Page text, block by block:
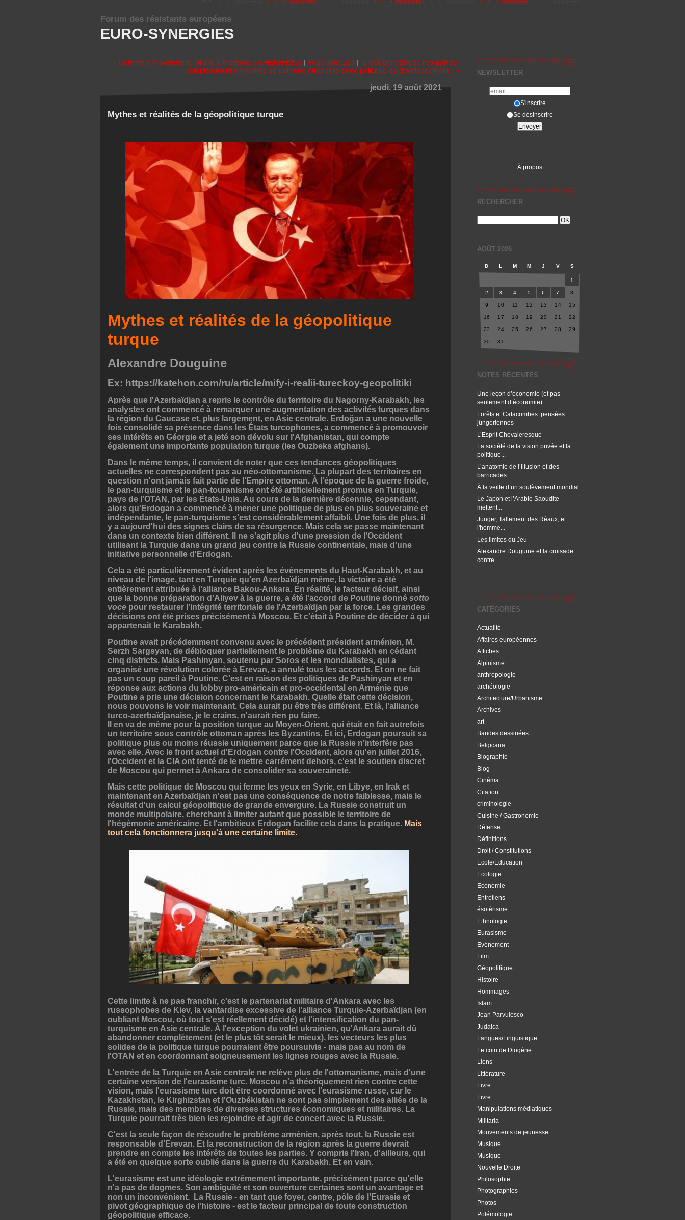
EURO-SYNERGIES
Forum des résistants européens
NEWSLETTER
S'inscrire
Se désinscrire
À propos
RECHERCHER
AOÛT 2026
D L M M J V S
1
2 3 4 5 6 7 8
9 10 11 12 13 14 15
16 17 18 19 20 21 22
23 24 25 26 27 28 29
30 31
NOTES RÉCENTES
Une leçon d’économie (et pas
seulement d’économie)
Forêts et Catacombes: pensées
jüngeriennes
L’Esprit Chevaleresque
La société de la vision privée et la
politique...
L’anatomie de l’illusion et des
barricades...
À la veille d’un soulèvement mondial
Le Japon et l’Arabie Saoudite
mettent...
Jünger, Tallement des Réaux, et
l'homme...
Les limites du Jeu
Alexandre Douguine et la croisade
contre...
CATÉGORIES
Actualité
Affaires européennes
Affiches
Alpinisme
anthropologie
archéologie
Architecture/Urbanisme
Archives
art
Bandes dessinées
Belgicana
Biographie
Blog
Cinéma
Citation
criminologie
Cuisine / Gastronomie
Défense
Définitions
Droit / Constitutions
Ecole/Education
Ecologie
Economie
Entretiens
ésotérisme
Ethnologie
Eurasisme
Evénement
Film
Géopolitique
Histoire
Hommages
Islam
Jean Parvulesco
Judaica
Langues/Linguistique
Le coin de Diogène
Liens
Littérature
Livre
Livre
Manipulations médiatiques
Militaria
Mouvements de jeunesse
Musique
Musique
Nouvelle Droite
Philosophie
Photographies
Photos
Polémologie
« Comment Alexandre le Grand a triomphé en Afghanistan | Page d'accueil | "L'Occident doit se réorganiser
complètement en termes de politique étrangère et de politique de développement". »
jeudi, 19 août 2021
Mythes et réalités de la géopolitique turque
Mythes et réalités de la géopolitique
turque
Alexandre Douguine
Ex: https://katehon.com/ru/article/mify-i-realii-tureckoy-geopolitiki
Après que l'Azerbaïdjan a repris le contrôle du territoire du Nagorny-Karabakh, les
analystes ont commencé à remarquer une augmentation des activités turques dans
la région du Caucase et, plus largement, en Asie centrale. Erdoğan a une nouvelle
fois consolidé sa présence dans les États turcophones, a commencé à promouvoir
ses intérêts en Géorgie et a jeté son dévolu sur l'Afghanistan, qui compte
également une importante population turque (les Ouzbeks afghans).
Dans le même temps, il convient de noter que ces tendances géopolitiques
actuelles ne correspondent pas au néo-ottomanisme. La plupart des territoires en
question n'ont jamais fait partie de l'Empire ottoman. À l'époque de la guerre froide,
le pan-turquisme et le pan-touranisme ont été artificiellement promus en Turquie,
pays de l'OTAN, par les États-Unis. Au cours de la dernière décennie, cependant,
alors qu'Erdogan a commencé à mener une politique de plus en plus souveraine et
indépendante, le pan-turquisme s'est considérablement affaibli. Une fois de plus, il
y a aujourd'hui des signes clairs de sa résurgence. Mais cela se passe maintenant
dans un contexte bien différent. Il ne s'agit plus d'une pression de l'Occident
utilisant la Turquie dans un grand jeu contre la Russie continentale, mais d'une
initiative personnelle d'Erdogan.
Cela a été particulièrement évident après les événements du Haut-Karabakh, et au
niveau de l'image, tant en Turquie qu'en Azerbaïdjan même, la victoire a été
entièrement attribuée à l'alliance Bakou-Ankara. En réalité, le facteur décisif, ainsi
que la bonne préparation d'Aliyev à la guerre, a été l'accord de Poutine donné sotto
voce pour restaurer l'intégrité territoriale de l'Azerbaïdjan par la force. Les grandes
décisions ont été prises précisément à Moscou. Et c'était à Poutine de décider à qui
appartenait le Karabakh.
Poutine avait précédemment convenu avec le précédent président arménien, M.
Serzh Sargsyan, de débloquer partiellement le problème du Karabakh en cédant
cinq districts. Mais Pashinyan, soutenu par Soros et les mondialistes, qui a
organisé une révolution colorée à Erevan, a annulé tous les accords. Et on ne fait
pas un coup pareil à Poutine. C'est en raison des politiques de Pashinyan et en
réponse aux actions du lobby pro-américain et pro-occidental en Arménie que
Poutine a pris une décision concernant le Karabakh. Quelle était cette décision,
nous pouvons le voir maintenant. Cela aurait pu être très différent. Et là, l'alliance
turco-azerbaïdjanaise, je le crains, n'aurait rien pu faire.
Il en va de même pour la position turque au Moyen-Orient, qui était en fait autrefois
un territoire sous contrôle ottoman après les Byzantins. Et ici, Erdogan poursuit sa
politique plus ou moins réussie uniquement parce que la Russie n'interfère pas
avec elle. Avec le front actuel d'Erdogan contre l'Occident, alors qu'en juillet 2016,
l'Occident et la CIA ont tenté de le mettre carrément dehors, c'est le soutien discret
de Moscou qui permet à Ankara de consolider sa souveraineté.
Mais cette politique de Moscou qui ferme les yeux en Syrie, en Libye, en Irak et
maintenant en Azerbaïdjan n'est pas une conséquence de notre faiblesse, mais le
résultat d'un calcul géopolitique de grande envergure. La Russie construit un
monde multipolaire, cherchant à limiter autant que possible le territoire de
l'hégémonie américaine. Et l'ambitieux Erdogan facilite cela dans la pratique. Mais
tout cela fonctionnera jusqu'à une certaine limite.
Cette limite à ne pas franchir, c'est le partenariat militaire d'Ankara avec les
russophobes de Kiev, la vantardise excessive de l'alliance Turquie-Azerbaïdjan (en
oubliant Moscou, où tout s'est réellement décidé) et l'intensification du pan-
turquisme en Asie centrale. À l'exception du volet ukrainien, qu'Ankara aurait dû
abandonner complètement (et le plus tôt serait le mieux), les vecteurs les plus
solides de la politique turque pourraient être poursuivis - mais pas au nom de
l'OTAN et en coordonnant soigneusement les lignes rouges avec la Russie.
L'entrée de la Turquie en Asie centrale ne relève plus de l'ottomanisme, mais d'une
certaine version de l'eurasisme turc. Moscou n'a théoriquement rien contre cette
vision, mais l'eurasisme turc doit être coordonné avec l'eurasisme russe, car le
Kazakhstan, le Kirghizstan et l'Ouzbékistan ne sont pas simplement des alliés de la
Russie, mais des membres de diverses structures économiques et militaires. La
Turquie pourrait très bien les rejoindre et agir de concert avec la Russie.
C'est la seule façon de résoudre le problème arménien, après tout, la Russie est
responsable d'Erevan. Et la reconstruction de la région après la guerre devrait
prendre en compte les intérêts de toutes les parties. Y compris l'Iran, d'ailleurs, qui
a été en quelque sorte oublié dans la guerre du Karabakh. Et en vain.
L'eurasisme est une idéologie extrêmement importante, précisément parce qu'elle
n'a pas de dogmes. Son ambiguïté et son ouverture certaines sont un avantage et
non un inconvénient. La Russie - en tant que foyer, centre, pôle de l'Eurasie et
pivot géographique de l'histoire - est le facteur principal de toute construction
géopolitique efficace.